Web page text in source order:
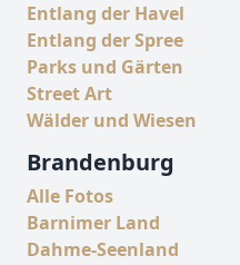
Entlang der Havel
Entlang der Spree
Parks und Gärten
Street Art
Wälder und Wiesen
Brandenburg
Alle Fotos
Barnimer Land
Dahme-Seenland